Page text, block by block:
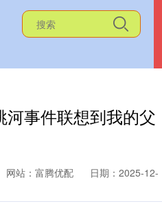
事件联想到我的父
网站：富腾优配
日期：2025-12-